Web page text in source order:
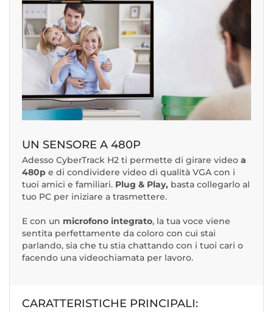
UN SENSORE A 480P
Adesso CyberTrack H2 ti permette di girare video a
480p e di condividere video di qualità VGA con i
tuoi amici e familiari. Plug & Play, basta collegarlo al
tuo PC per iniziare a trasmettere.
E con un microfono integrato, la tua voce viene
sentita perfettamente da coloro con cui stai
parlando, sia che tu stia chattando con i tuoi cari o
facendo una videochiamata per lavoro.
CARATTERISTICHE PRINCIPALI: